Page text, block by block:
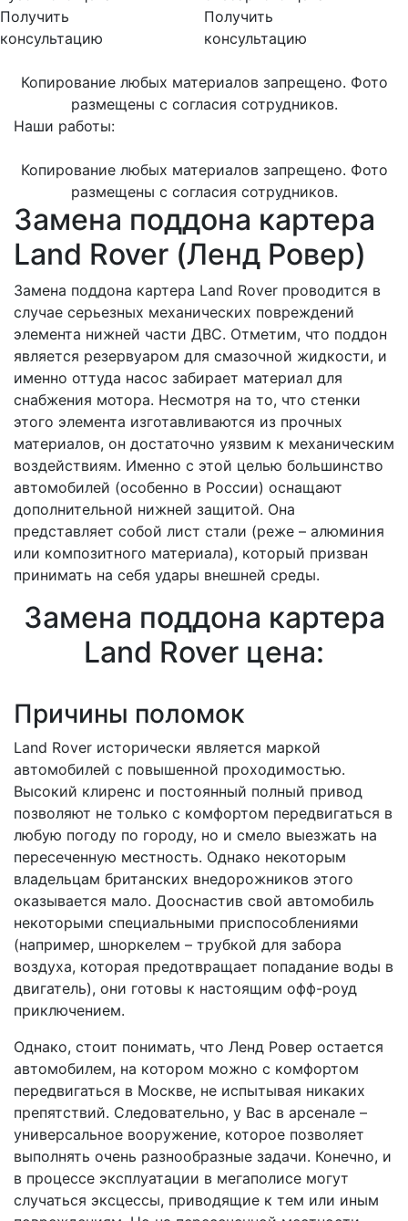
Получить
консультацию
Получить
консультацию
Копирование любых материалов запрещено. Фото
размещены с согласия сотрудников.
Наши работы:
Копирование любых материалов запрещено. Фото
размещены с согласия сотрудников.
Замена поддона картера
Land Rover (Ленд Ровер)
Замена поддона картера Land Rover проводится в
случае серьезных механических повреждений
элемента нижней части ДВС. Отметим, что поддон
является резервуаром для смазочной жидкости, и
именно оттуда насос забирает материал для
снабжения мотора. Несмотря на то, что стенки
этого элемента изготавливаются из прочных
материалов, он достаточно уязвим к механическим
воздействиям. Именно с этой целью большинство
автомобилей (особенно в России) оснащают
дополнительной нижней защитой. Она
представляет собой лист стали (реже – алюминия
или композитного материала), который призван
принимать на себя удары внешней среды.
Замена поддона картера
Land Rover цена:
Причины поломок
Land Rover исторически является маркой
автомобилей с повышенной проходимостью.
Высокий клиренс и постоянный полный привод
позволяют не только с комфортом передвигаться в
любую погоду по городу, но и смело выезжать на
пересеченную местность. Однако некоторым
владельцам британских внедорожников этого
оказывается мало. Дооснастив свой автомобиль
некоторыми специальными приспособлениями
(например, шноркелем – трубкой для забора
воздуха, которая предотвращает попадание воды в
двигатель), они готовы к настоящим офф-роуд
приключением.
Однако, стоит понимать, что Ленд Ровер остается
автомобилем, на котором можно с комфортом
передвигаться в Москве, не испытывая никаких
препятствий. Следовательно, у Вас в арсенале –
универсальное вооружение, которое позволяет
выполнять очень разнообразные задачи. Конечно, и
в процессе эксплуатации в мегаполисе могут
случаться эксцессы, приводящие к тем или иным